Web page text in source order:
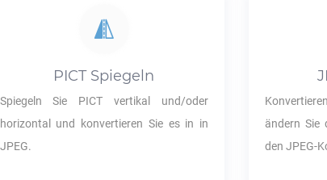
PICTSpiegeln
Spiegeln Sie PICT vertikal und/oder
horizontal und konvertieren Sie es in in
JPEG.
ändern Sie
den JPEG-